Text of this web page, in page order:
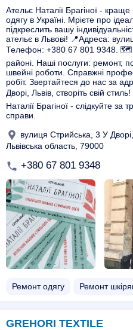
Ательє Наталії Брагіної -
одягу в Україні. Мрієте про
підкреслить вашу
ательє в Львові! 📍Адреса:
Телефон: +380 67 801 9348. 🗺️
районі. Наші послуги: ремонт,
швейні роботи. Справжні
робіт. Звертайтеся до нас за
Дворі, Львів, створіть свій
Наталії Брагіної - слідкуйте за
справи.
вулиця Стрийська, 3 У
Львівська область, 79000
+380 67 801 9348
Ремонт одягу Ремонт
GREHORI TEXTILE